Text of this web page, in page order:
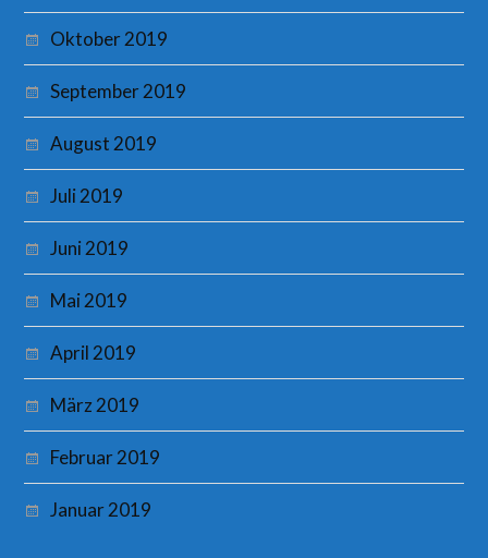
Oktober 2019
September 2019
August 2019
Juli 2019
Juni 2019
Mai 2019
April 2019
März 2019
Februar 2019
Januar 2019